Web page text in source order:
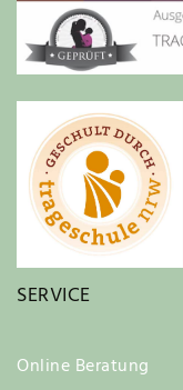
SERVICE
Online Beratung